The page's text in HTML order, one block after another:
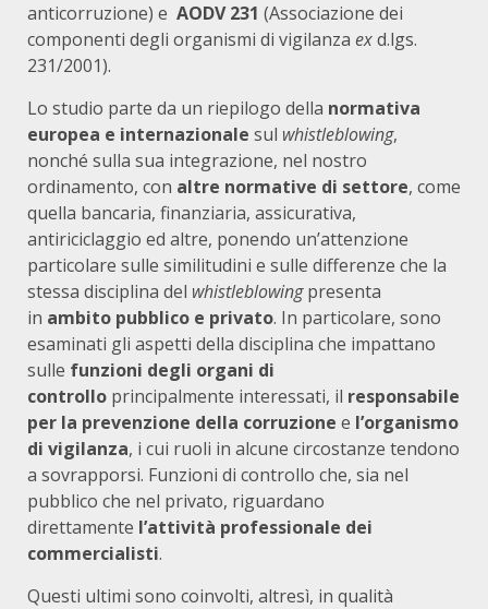
anticorruzione) e AODV 231 (Associazione dei
componenti degli organismi di vigilanza exd.lgs.
231/2001).
Lo studio parte da un riepilogo della normativa
europea e internazionale sul whistleblowing,
nonché sulla sua integrazione, nel nostro
ordinamento, con altre normative di settore, come
quella bancaria, finanziaria, assicurativa,
antiriciclaggio ed altre, ponendo un’attenzione
particolare sulle similitudini e sulle differenze che la
stessa disciplina del whistleblowingpresenta
in ambito pubblico e privato. In particolare, sono
esaminati gli aspetti della disciplina che impattano
sulle funzioni degli organi di
controllo principalmente interessati, il responsabile
per la prevenzione della corruzione e l’organismo
di vigilanza, i cui ruoli in alcune circostanze tendono
a sovrapporsi. Funzioni di controllo che, sia nel
pubblico che nel privato, riguardano
direttamente l’attività professionale dei
commercialisti.
Questi ultimi sono coinvolti, altresì, in qualità